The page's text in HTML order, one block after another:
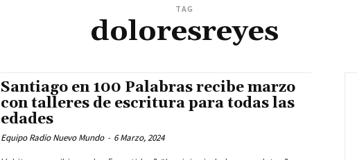
TAG
doloresreyes
Santiago en 100 Palabras recibe marzo
con talleres de escritura para todas las
edades
Equipo Radio Nuevo Mundo - 6 Marzo, 2024